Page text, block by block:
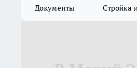
Документы Стройка